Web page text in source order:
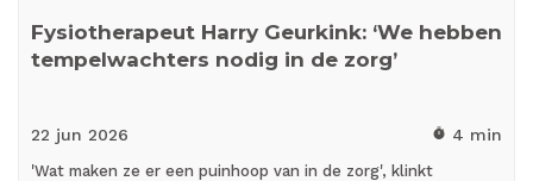
Fysiotherapeut Harry Geurkink: ‘We hebben
tempelwachters nodig in de zorg’
22 jun 2026 timer 4 min
'Wat maken ze er een puinhoop van in de zorg', klinkt